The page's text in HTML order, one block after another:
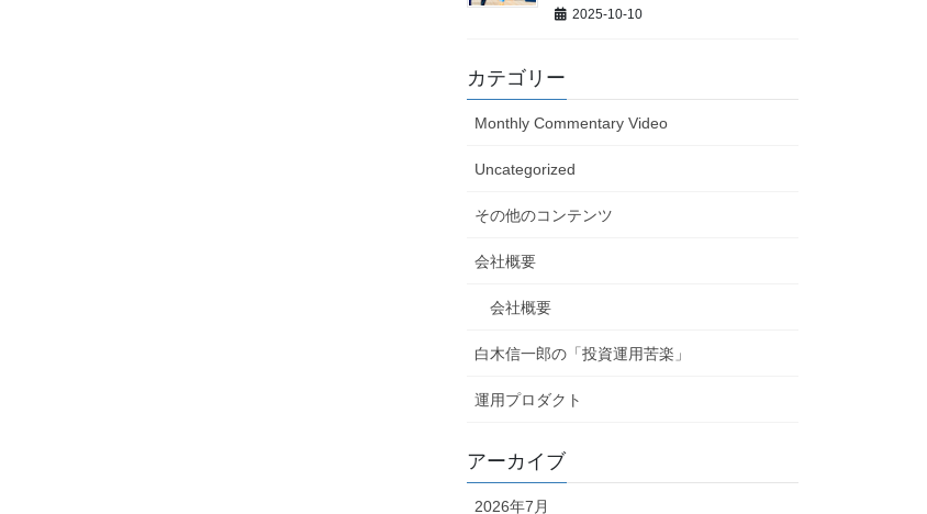
2025-10-10
カテゴリー
Monthly Commentary Video
Uncategorized
その他のコンテンツ
会社概要
会社概要
白木信一郎の「投資運用苦楽」
運用プロダクト
アーカイブ
2026年7月